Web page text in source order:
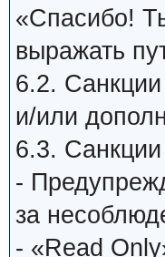
«Спасибо!
выражать
6.2.
и/или
6.3.
-
за
- «Read